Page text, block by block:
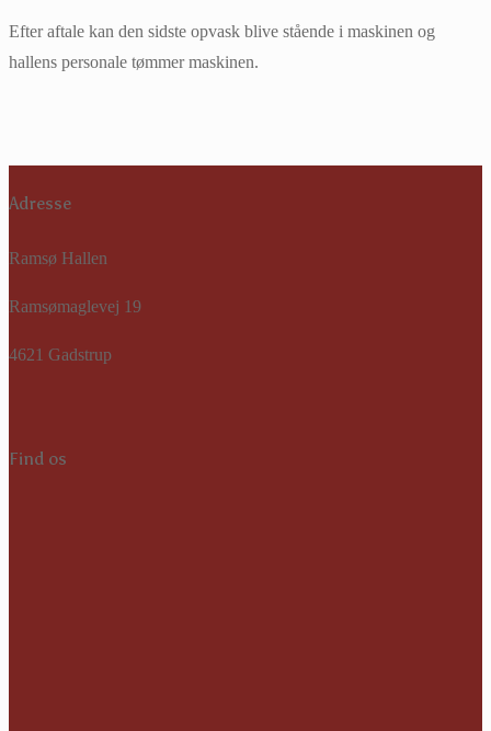
Efter aftale kan den sidste opvask blive stående i maskinen og
hallens personale tømmer maskinen.
Adresse
Ramsø Hallen
Ramsømaglevej 19
4621 Gadstrup
Find os